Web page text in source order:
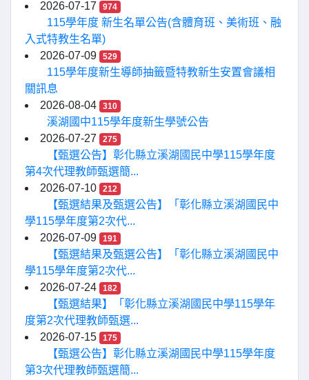
2026-07-17
974
115學年度 新生名單公告(含體育班、美術班、融
入式特教生名單)
2026-07-09
529
115學年度新生導師抽籤暨特教新生安置會議相
關訊息
2026-08-04
310
溪湖國中115學年度新生學號公告
2026-07-27
275
【甄選公告】彰化縣立溪湖國民中學115學年度
第4次代理教師甄選簡...
2026-07-10
212
【甄選結果及甄選公告】「彰化縣立溪湖國民中
學115學年度第2次代...
2026-07-09
191
【甄選結果及甄選公告】「彰化縣立溪湖國民中
學115學年度第2次代...
2026-07-24
182
【甄選結果】「彰化縣立溪湖國民中學115學年
度第2次代理教師甄選...
2026-07-15
175
【甄選公告】彰化縣立溪湖國民中學115學年度
第3次代理教師甄選簡...